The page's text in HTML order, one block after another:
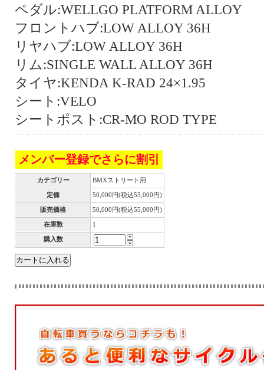
ペダル:WELLGO PLATFORM ALLOY
フロントハブ:LOW ALLOY 36H
リヤハブ:LOW ALLOY 36H
リム:SINGLE WALL ALLOY 36H
タイヤ:KENDA K-RAD 24×1.95
シート:VELO
シートポスト:CR-MO ROD TYPE
メンバー登録でさらに割引
カテゴリー BMXストリート用
定価 50,000円(税込55,000円)
販売価格 50,000円(税込55,000円)
在庫数 1
購入数